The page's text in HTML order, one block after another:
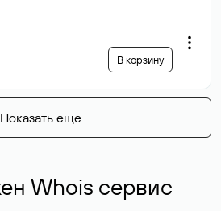
В корзину
Показать еще
Whois сервис